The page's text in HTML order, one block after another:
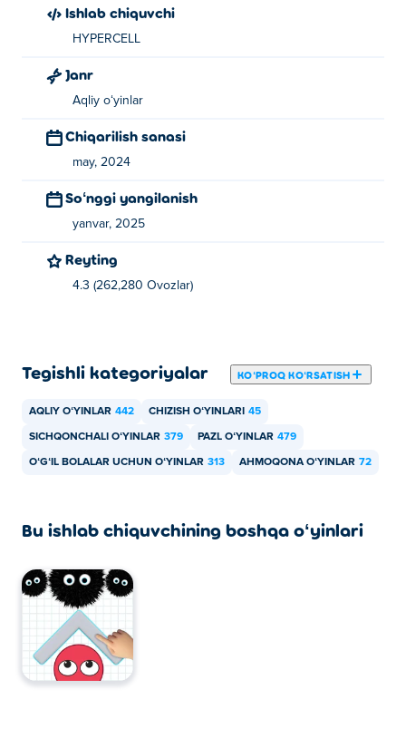
Ishlab chiquvchi
HYPERCELL
Janr
Aqliy oʻyinlar
Chiqarilish sanasi
may, 2024
Soʻnggi yangilanish
yanvar, 2025
Reyting
4.3 (262,280 Ovozlar)
Tegishli kategoriyalar KOʻPROQ KOʻRSATISH
AQLIY OʻYINLAR 442 CHIZISH OʻYINLARI 45
SICHQONCHALI OʻYINLAR 379 PAZL OʻYINLAR 479
OʻGʻIL BOLALAR UCHUN OʻYINLAR 313 AHMOQONA OʻYINLAR 72
Bu ishlab chiquvchining boshqa oʻyinlari